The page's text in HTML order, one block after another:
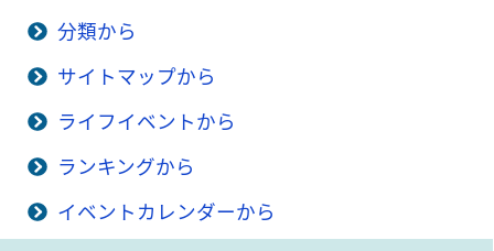
分類から
サイトマップから
ライフイベントから
ランキングから
イベントカレンダーから